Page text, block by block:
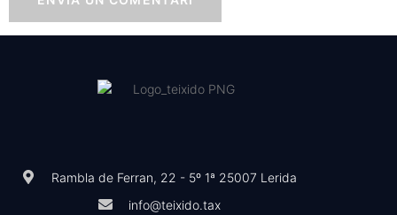
Rambla de Ferran, 22 - 5º 1ª 25007 Lerida
info@teixido.tax